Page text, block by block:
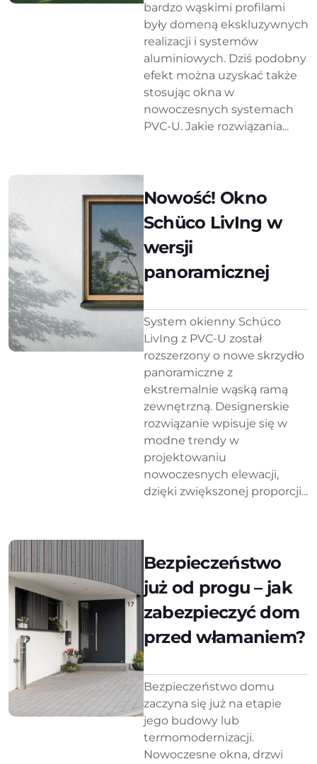
bardzo wąskimi profilami
były domeną ekskluzywnych
realizacji i systemów
aluminiowych. Dziś podobny
efekt można uzyskać także
stosując okna w
nowoczesnych systemach
PVC-U. Jakie rozwiązania...
Nowość! Okno
Schüco LivIng w
wersji
panoramicznej
System okienny Schüco
LivIng z PVC-U został
rozszerzony o nowe skrzydło
panoramiczne z
ekstremalnie wąską ramą
zewnętrzną. Designerskie
rozwiązanie wpisuje się w
modne trendy w
projektowaniu
nowoczesnych elewacji,
dzięki zwiększonej proporcji...
Bezpieczeństwo
już od progu – jak
zabezpieczyć dom
przed włamaniem?
Bezpieczeństwo domu
zaczyna się już na etapie
jego budowy lub
termomodernizacji.
Nowoczesne okna, drzwi